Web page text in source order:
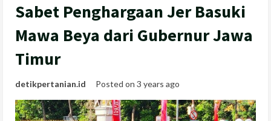
Sabet Penghargaan Jer Basuki
Mawa Beya dari Gubernur Jawa
Timur
detikpertanian.id Posted on 3 years ago